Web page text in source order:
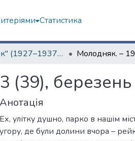
Статистика
"Молодняк" (1927–1937 рр.)
(39), березень
Анотація
Ех, улітку душно, парко в нашім
угору, де були долини вчора –